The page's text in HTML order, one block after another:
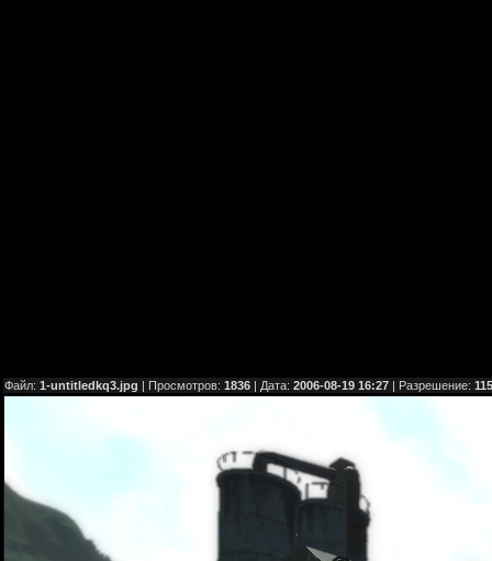
Файл: 1-untitledkq3.jpg | Просмотров: 1836 | Дата: 2006-08-19 16:27 | Разрешение: